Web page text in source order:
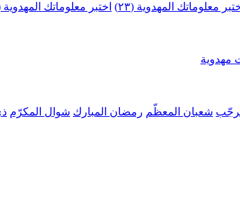
معلوماتك المهدوية (٢٣)
اختبر معلوماتك المهدوية
مهدوية
شعبان المعظّم رمضان المبارك شوال المكرّم